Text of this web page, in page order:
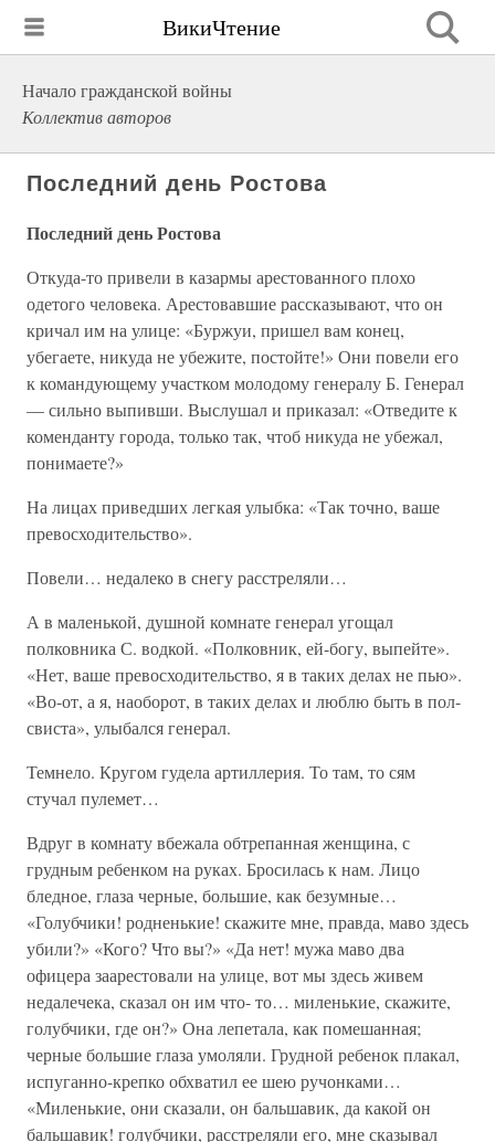
ВикиЧтение
Начало гражданской войны
Коллектив авторов
Последний день Ростова
Последний день Ростова
Откуда-то привели в казармы арестованного плохо
одетого человека. Арестовавшие рассказывают, что он
кричал им на улице: «Буржуи, пришел вам конец,
убегаете, никуда не убежите, постойте!» Они повели его
к командующему участком молодому генералу Б. Генерал
— сильно выпивши. Выслушал и приказал: «Отведите к
коменданту города, только так, чтоб никуда не убежал,
понимаете?»
На лицах приведших легкая улыбка: «Так точно, ваше
превосходительство».
Повели… недалеко в снегу расстреляли…
А в маленькой, душной комнате генерал угощал
полковника С. водкой. «Полковник, ей-богу, выпейте».
«Нет, ваше превосходительство, я в таких делах не пью».
«Во-от, а я, наоборот, в таких делах и люблю быть в пол-
свиста», улыбался генерал.
Темнело. Кругом гудела артиллерия. То там, то сям
стучал пулемет…
Вдруг в комнату вбежала обтрепанная женщина, с
грудным ребенком на руках. Бросилась к нам. Лицо
бледное, глаза черные, большие, как безумные…
«Голубчики! родненькие! скажите мне, правда, маво здесь
убили?» «Кого? Что вы?» «Да нет! мужа маво два
офицера заарестовали на улице, вот мы здесь живем
недалечека, сказал он им что- то… миленькие, скажите,
голубчики, где он?» Она лепетала, как помешанная;
черные большие глаза умоляли. Грудной ребенок плакал,
испуганно-крепко обхватил ее шею ручонками…
«Миленькие, они сказали, он бальшавик, да какой он
бальшавик! голубчики, расстреляли его, мне сказывал